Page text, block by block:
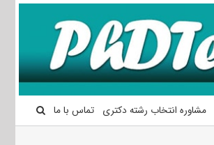
مشاوره انتخاب رشته دکتری تماس با ما